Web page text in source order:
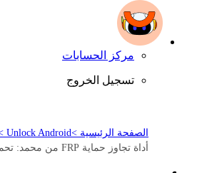
مركز الحسابات
تسجيل الخروج
الصفحة الرئيسية >Unlock Android >
أداة تجاوز حماية FRP من محمد: تحميل مجاني وطريقة الاستخدام